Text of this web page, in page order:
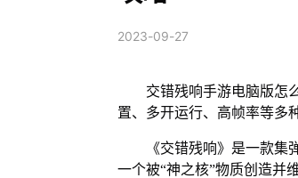
2023-09-27
交错残响手游电脑版怎
置、多开运行、高帧率等多
《交错残响》是一款
一个被“神之核”物质创造并